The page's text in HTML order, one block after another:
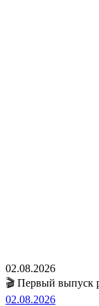
02.08.2026
🎬 Первый выпуск
02.08.2026